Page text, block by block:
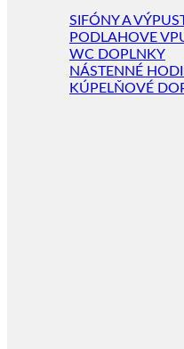
SIFÓNY A
PODLAHOVE
WC DOPLNKY
NÁSTENNÉ
KÚPELŇOVÉ